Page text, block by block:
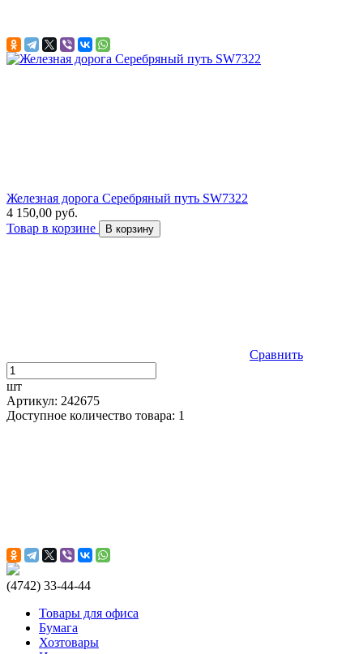
Железная дорога Серебряный путь SW7322
4 150,00 руб.
Товар в корзине
В корзину
Сравнить
шт
Артикул: 242675
Доступное количество товара: 1
(4742) 33-44-44
Товары для офиса
Бумага
Хозтовары